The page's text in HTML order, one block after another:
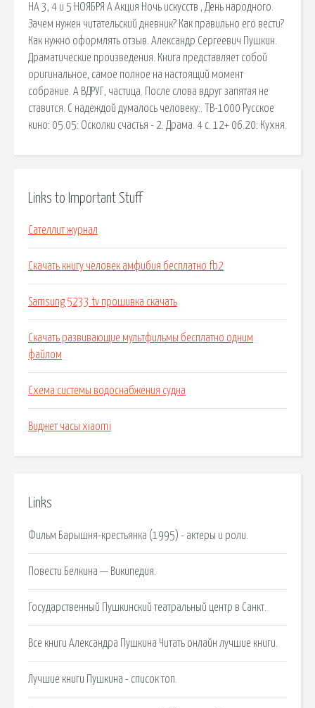
НА 3, 4 и 5 НОЯБРЯ А Акция Ночь искусств , День народного.
Зачем нужен читательский дневник? Как правильно его вести?
Как нужно оформлять отзыв. Александр Сергеевич Пушкин.
Драматические произведения. Книга представляет собой
оригинальное, самое полное на настоящий момент
собрание. А ВДРУГ, частица. После слова вдруг запятая не
ставится. С надеждой думалось человеку:. ТВ-1000 Русское
кино: 05.05: Осколки счастья - 2. Драма. 4 с. 12+ 06.20: Кухня.
Links to Important Stuff
Сателлит журнал
Скачать книгу человек амфибия бесплатно fb2
Samsung 5233 tv прошивка скачать
Скачать развивающие мультфильмы бесплатно одним
файлом
Схема системы водоснабжения судна
Виджет часы xiaomi
Links
Фильм Барышня-крестьянка (1995) - актеры и роли.
Повести Белкина — Википедия.
Государственный Пушкинский театральный центр в Санкт.
Все книги Александра Пушкина Читать онлайн лучшие книги.
Лучшие книги Пушкина - список топ.